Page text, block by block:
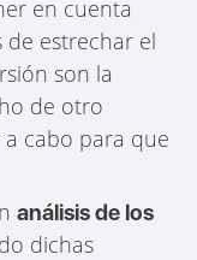
en cuenta
de estrechar el
son la
de otro
cabo para que
análisis de los
dichas